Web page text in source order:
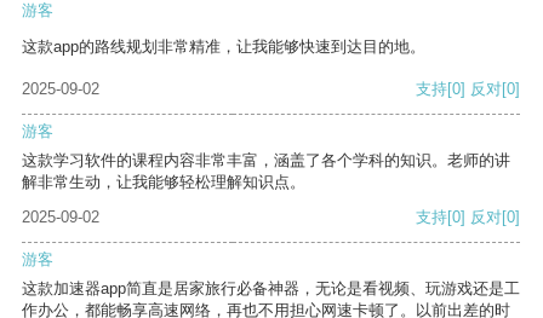
游客
这款app的路线规划非常精准，让我能够快速到达目的地。
2025-09-02 支持[0] 反对[0]
游客
这款学习软件的课程内容非常丰富，涵盖了各个学科的知识。老师的讲
解非常生动，让我能够轻松理解知识点。
2025-09-02
支持[0] 反对[0]
游客
这款加速器app简直是居家旅行必备神器，无论是看视频、玩游戏还是工
作办公，都能畅享高速网络，再也不用担心网速卡顿了。以前出差的时